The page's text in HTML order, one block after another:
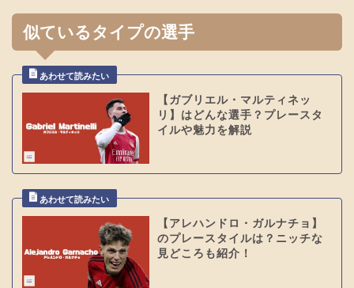
似ているタイプの選手
【ガブリエル・マルティネッ
リ】はどんな選手？プレースタ
イルや魅力を解説
【アレハンドロ・ガルナチョ】
のプレースタイルは？ニッチな
見どころも紹介！